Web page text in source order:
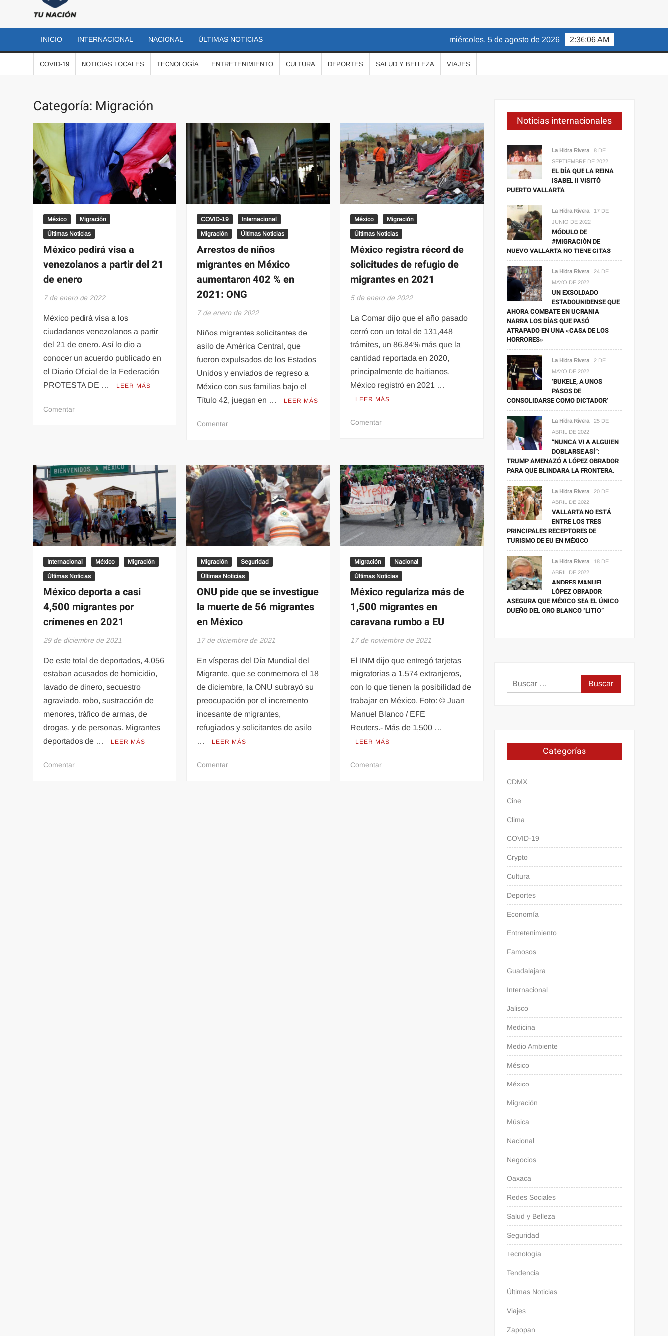
NACIÓN
más
importantes
al momento
INICIO INTERNACIONAL NACIONAL ÚLTIMAS NOTICIAS 2:36:08 AM
miércoles, 5 de agosto de 2026
COVID-19 NOTICIAS LOCALES TECNOLOGÍA ENTRETENIMIENTO CULTURA DEPORTES SALUD Y BELLEZA VIAJES
Categoría: Migración
México Migración
Últimas Noticias
México pedirá visa a
venezolanos a partir del 21
de enero
7 de enero de 2022
México pedirá visa a los
ciudadanos venezolanos a partir
del 21 de enero. Así lo dio a
conocer un acuerdo publicado en
el Diario Oficial de la Federación
PROTESTA DE …
LEER MÁS
Comentaren
venezolanos
a
partir
del
21
de
enero
COVID-19 Internacional
Migración Últimas Noticias
Arrestos de niños
migrantes en México
aumentaron 402 % en
2021: ONG
7 de enero de 2022
Niños migrantes solicitantes de
asilo de América Central, que
fueron expulsados ​​de los Estados
Unidos y enviados de regreso a
México con sus familias bajo el
Título 42, juegan en …
LEER MÁS
Comentaren
migrantes
en
México
aumentaron
402
en
ONG
México Migración
Últimas Noticias
México registra récord de
solicitudes de refugio de
migrantes en 2021
5 de enero de 2022
La Comar dijo que el año pasado
cerró con un total de 131,448
trámites, un 86.84% más que la
cantidad reportada en 2020,
principalmente de haitianos.
México registró en 2021 …
LEER MÁS
Comentaren
de
solicitudes
de
refugio
de
migrantes
2021
Internacional México Migración
Últimas Noticias
México deporta a casi
4,500 migrantes por
crímenes en 2021
29 de diciembre de 2021
De este total de deportados, 4,056
estaban acusados de homicidio,
lavado de dinero, secuestro
agraviado, robo, sustracción de
menores, tráfico de armas, de
drogas, y de personas. Migrantes
deportados de …
LEER MÁS
Comentaren
Migración Seguridad
Últimas Noticias
ONU pide que se investigue
la muerte de 56 migrantes
en México
17 de diciembre de 2021
En vísperas del Día Mundial del
Migrante, que se conmemora el 18
de diciembre, la ONU subrayó su
preocupación por el incremento
incesante de migrantes,
refugiados y solicitantes de asilo
…
LEER MÁS
Comentaren
Migración Nacional
Últimas Noticias
México regulariza más de
1,500 migrantes en
caravana rumbo a EU
17 de noviembre de 2021
El INM dijo que entregó tarjetas
migratorias a 1,574 extranjeros,
con lo que tienen la posibilidad de
trabajar en México. Foto: © Juan
Manuel Blanco / EFE
Reuters.- Más de 1,500 …
LEER MÁS
Comentaren
Noticias internacionales
La Hidra Rivera
8 DE
SEPTIEMBRE DE 2022
EL DÍA QUE LA REINA
ISABEL II VISITÓ
PUERTO VALLARTA
La Hidra Rivera
17 DE
JUNIO DE 2022
MÓDULO DE
#MIGRACIÓN DE
NUEVO VALLARTA NO TIENE CITAS
La Hidra Rivera
24 DE
MAYO DE 2022
UN EXSOLDADO
ESTADOUNIDENSE QUE
AHORA COMBATE EN UCRANIA
NARRA LOS DÍAS QUE PASÓ
ATRAPADO EN UNA «CASA DE LOS
HORRORES»
La Hidra Rivera
2 DE
MAYO DE 2022
‘BUKELE, A UNOS
PASOS DE
CONSOLIDARSE COMO DICTADOR’
La Hidra Rivera
25 DE
ABRIL DE 2022
“NUNCA VI A ALGUIEN
DOBLARSE ASÍ”:
TRUMP AMENAZÓ A LÓPEZ OBRADOR
PARA QUE BLINDARA LA FRONTERA.
La Hidra Rivera
20 DE
ABRIL DE 2022
VALLARTA NO ESTÁ
ENTRE LOS TRES
PRINCIPALES RECEPTORES DE
TURISMO DE EU EN MÉXICO
La Hidra Rivera
18 DE
ABRIL DE 2022
ANDRES MANUEL
LÓPEZ OBRADOR
ASEGURA QUE MÉXICO SEA EL ÚNICO
DUEÑO DEL ORO BLANCO “LITIO”
Buscar:
Categorías
CDMX
Cine
Clima
COVID-19
Crypto
Cultura
Deportes
Economía
Entretenimiento
Famosos
Guadalajara
Internacional
Jalisco
Medicina
Medio Ambiente
Mésico
México
Migración
Música
Nacional
Negocios
Oaxaca
Redes Sociales
Salud y Belleza
Seguridad
Tecnología
Tendencia
Últimas Noticias
Viajes
Zapopan